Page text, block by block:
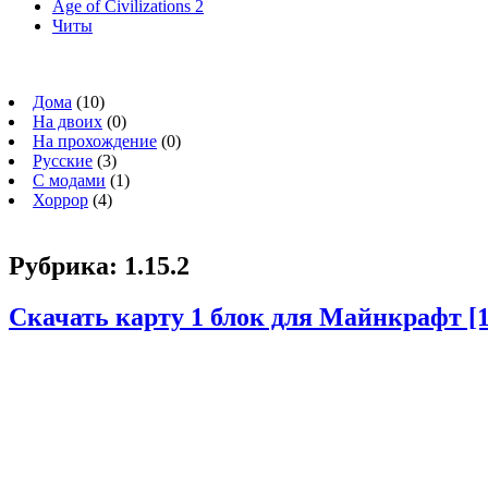
Age of Civilizations 2
Читы
Дома (10)
На двоих (0)
На прохождение (0)
Русские (3)
С модами (1)
Хоррор (4)
Рубрика: 1.15.2
Скачать карту 1 блок для Майнкрафт